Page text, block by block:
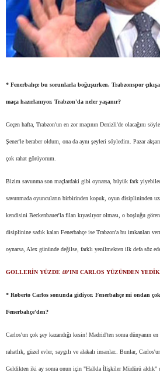
* Fenerbahçe bu sorunlarla boğuşurken, Trabzonspor
maça hazırlanıyor. Trabzon'da neler yaşanır?
Geçen hafta, Trabzon'un en zor maçının Denizli'de olacağını
Şener'le beraber oldum, ona da aynı şeyleri söyledim. Pazar
çok rahat görüyorum.
Bizim savunma son maçlardaki gibi oynarsa, büyük fark
savunmada oyuncuların birbirinden kopuk, oyun disiplininden
kendisini Beckenbauer'la filan kıyaslıyor olması, o boşluğu
disiplinine sadık kalan Fenerbahçe ise Trabzon'a bu imkanları
oynarsa, Alex gününde değilse, farklı yenilmekten ilk defa söz
GOLLERİN YÜZDE 40'INI CARLOS YÜZÜNDEN YEDİK
* Roberto Carlos sonunda gidiyor. Fenerbahçe mi ondan
Fenerbahçe'den?
Carlos'un çok şey kazandığı kesin! Madrid'ten sonra dünyanın
rahatlık, güzel evler, saygılı ve alakalı insanlar.. Bunlar,
Geldikten iki ay sonra onun için "Halkla İlişkiler Müdürü